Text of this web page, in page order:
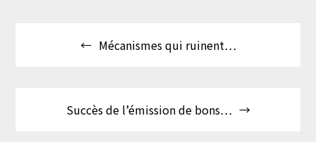
Mécanismes qui ruinent…
Succès de l’émission de bons…